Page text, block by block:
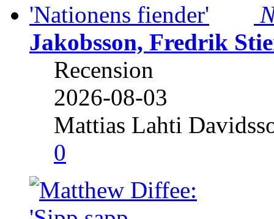
Jakobsson, Fredrik
Recension
2026-08-03
Mattias Lahti
0